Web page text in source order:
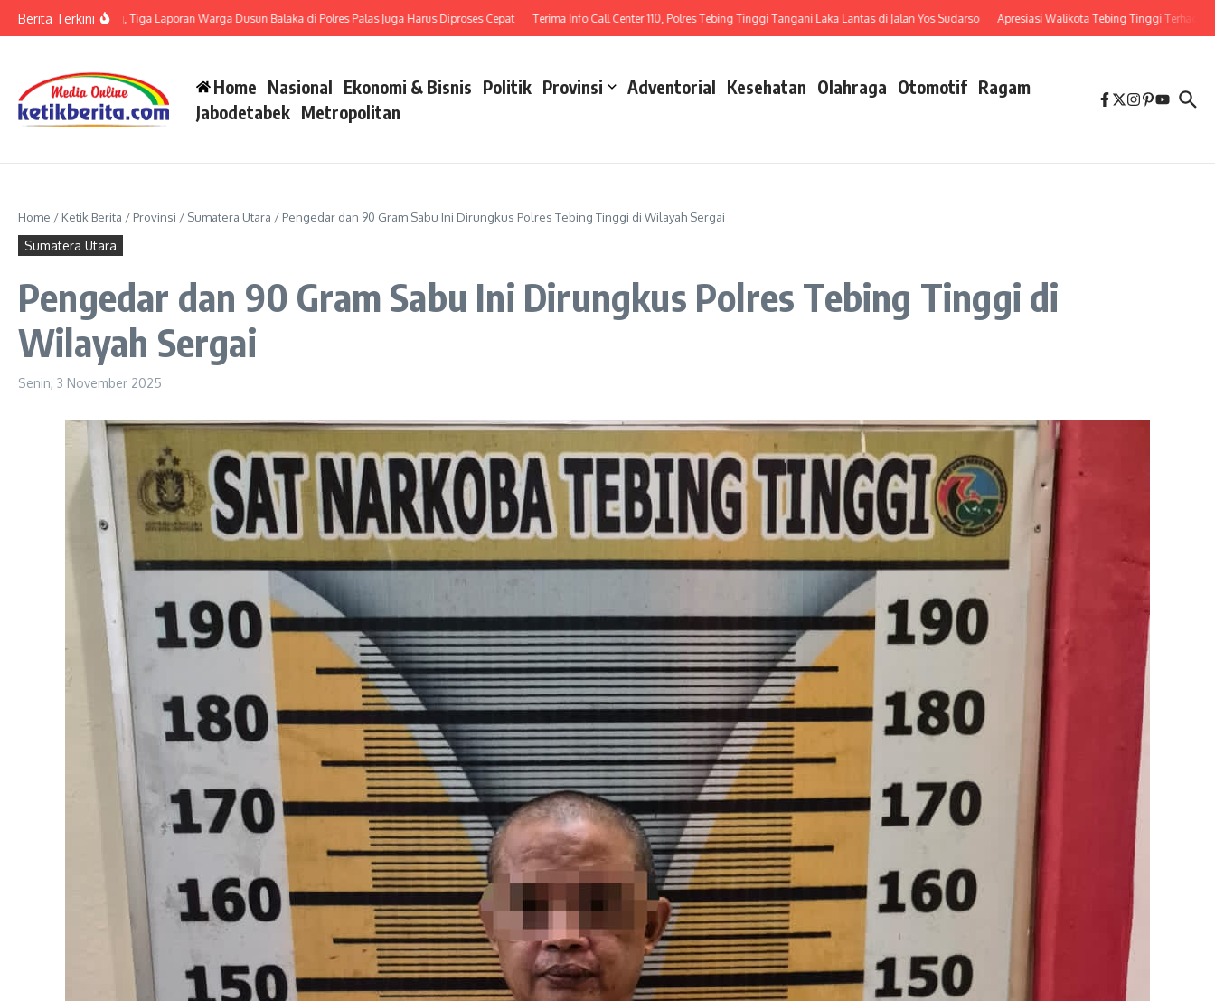
Berita Terkini
Polsek Barteng, Tiga Laporan Warga Dusun Balaka di Polres Palas Juga Harus Diproses Cepat Terima Info Call Center 110, Polres Tebing Tinggi Tangani Laka Lantas di Jalan Yos Sudarso Apresiasi Walikota Tebing Tinggi Terhadap
Home Nasional Ekonomi & Bisnis Politik Provinsi Adventorial Kesehatan Olahraga Otomotif Ragam
Jabodetabek Metropolitan
Home / Ketik Berita / Provinsi / Sumatera Utara / Pengedar dan 90 Gram Sabu Ini Dirungkus Polres Tebing Tinggi di Wilayah Sergai
Sumatera Utara
Pengedar dan 90 Gram Sabu Ini Dirungkus Polres Tebing Tinggi di
Wilayah Sergai
Senin, 3 November 2025